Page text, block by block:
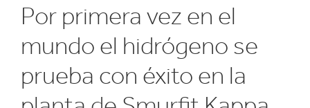
Blog
Por primera vez en el
mundo el hidrógeno se
prueba con éxito en la